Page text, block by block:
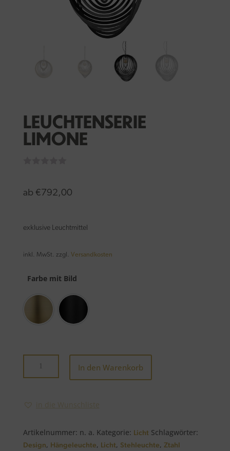
LEUCHTENSERIE
LIMONE
ab €792,00
exklusive Leuchtmittel
inkl. MwSt. zzgl. Versandkosten
Farbe mit Bild
Altmessing Schwarz
Limone
In den Warenkorb
in die Wunschliste
Artikelnummer: n. a. Kategorie: Licht Schlagwörter:
Design, Hängeleuchte, Licht, Stehleuchte, Ztahl